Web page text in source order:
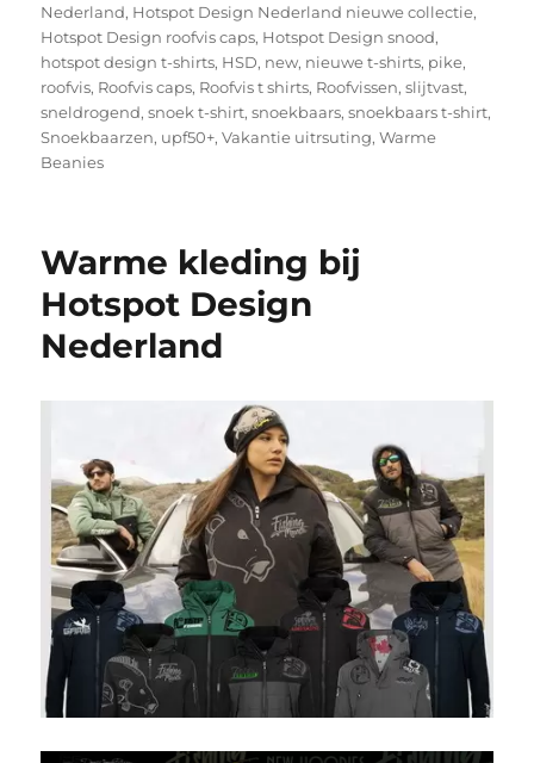
Nederland, Hotspot Design Nederland nieuwe collectie,
Hotspot Design roofvis caps, Hotspot Design snood,
hotspot design t-shirts, HSD, new, nieuwe t-shirts, pike,
roofvis, Roofvis caps, Roofvis t shirts, Roofvissen,slijtvast,
sneldrogend,snoek t-shirt,snoekbaars,snoekbaars t-shirt,
Snoekbaarzen, upf50+,Vakantie uitrsuting,Warme
Beanies
Warme kleding bij
Hotspot Design
Nederland